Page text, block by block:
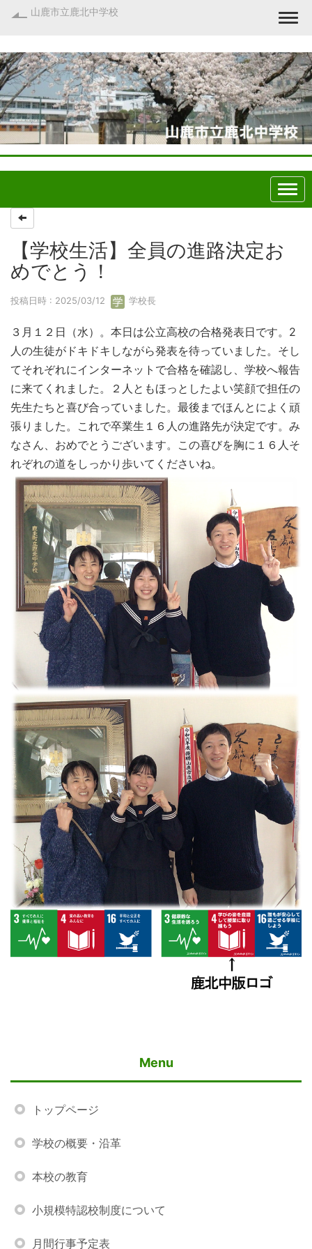
山鹿市立鹿北中学校
【学校生活】全員の進路決定お
めでとう！
投稿日時 : 2025/03/12 学校長
３月１２日（水）。本日は公立高校の合格発表日です。2
人の生徒がドキドキしながら発表を待っていました。そし
てそれぞれにインターネットで合格を確認し、学校へ報告
に来てくれました。２人ともほっとしたよい笑顔で担任の
先生たちと喜び合っていました。最後までほんとによく頑
張りました。これで卒業生１６人の進路先が決定です。み
なさん、おめでとうございます。この喜びを胸に１６人そ
れぞれの道をしっかり歩いてくださいね。
Menu
トップページ
学校の概要・沿革
本校の教育
小規模特認校制度について
月間行事予定表